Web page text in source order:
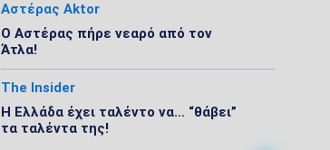
Αστέρας Aktor
Ο Αστέρας πήρε νεαρό από τον
Άτλα!
The Insider
Η Ελλάδα έχει ταλέντο να… “θάβει”
τα ταλέντα της!